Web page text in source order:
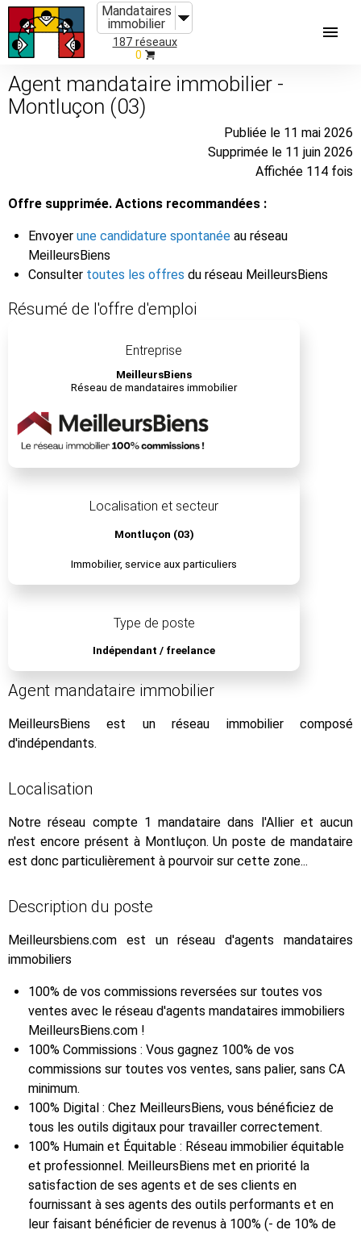
Mandataires
immobilier
187 réseaux
0
Agent mandataire immobilier -
Montluçon (03)
Publiée le 11 mai 2026
Supprimée le 11 juin 2026
Affichée 114 fois
Offre supprimée. Actions recommandées :
Envoyer une candidature spontanée au réseau
MeilleursBiens
Consulter toutes les offres du réseau MeilleursBiens
Résumé de l'offre d'emploi
Entreprise
MeilleursBiens
Réseau de mandataires immobilier
Localisation et secteur
Montluçon (03)
Immobilier, service aux particuliers
Type de poste
Indépendant / freelance
Agent mandataire immobilier
MeilleursBiens est un réseau immobilier composé
d'indépendants.
Localisation
Notre réseau compte 1 mandataire dans l'Allier et aucun
n'est encore présent à Montluçon. Un poste de mandataire
est donc particulièrement à pourvoir sur cette zone...
Description du poste
Meilleursbiens.com est un réseau d'agents mandataires
immobiliers
100% de vos commissions reversées sur toutes vos
ventes avec le réseau d'agents mandataires immobiliers
MeilleursBiens.com !
100% Commissions : Vous gagnez 100% de vos
commissions sur toutes vos ventes, sans palier, sans CA
minimum.
100% Digital : Chez MeilleursBiens, vous bénéficiez de
tous les outils digitaux pour travailler correctement.
100% Humain et Équitable : Réseau immobilier équitable
et professionnel. MeilleursBiens met en priorité la
satisfaction de ses agents et de ses clients en
fournissant à ses agents des outils performants et en
leur faisant bénéficier de revenus à 100% (- de 10% de